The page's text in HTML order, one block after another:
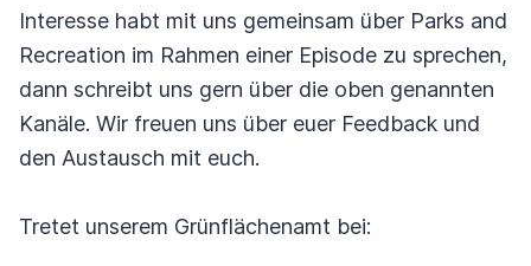
Interesse habt mit uns gemeinsam über Parks and
Recreation im Rahmen einer Episode zu sprechen,
dann schreibt uns gern über die oben genannten
Kanäle. Wir freuen uns über euer Feedback und
den Austausch mit euch.
Tretet unserem Grünflächenamt bei: